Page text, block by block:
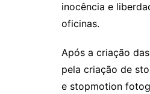
inocência e
oficinas.
Após a criação
pela criação de
e stopmotion